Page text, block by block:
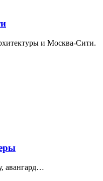
и Москва-Сити.
авангард…